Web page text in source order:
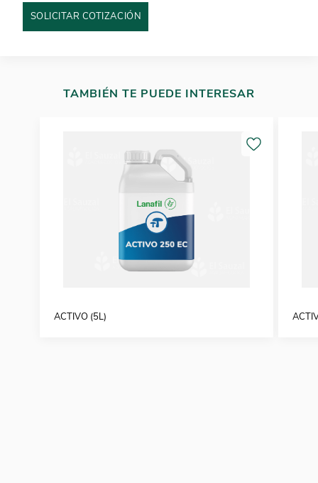
SOLICITAR COTIZACIÓN
TAMBIÉN TE PUEDE INTERESAR
ACTIVO (5L)